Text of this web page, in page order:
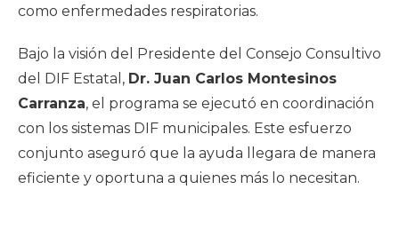
como enfermedades respiratorias.
Bajo la visión del Presidente del Consejo Consultivo
del DIF Estatal, Dr. Juan Carlos Montesinos
Carranza, el programa se ejecutó en coordinación
con los sistemas DIF municipales. Este esfuerzo
conjunto aseguró que la ayuda llegara de manera
eficiente y oportuna a quienes más lo necesitan.